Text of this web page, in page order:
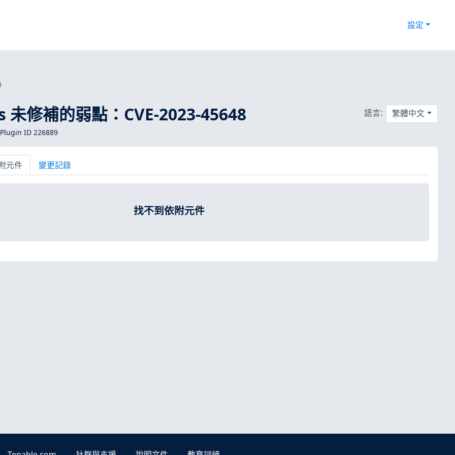
設定
修補的弱點：CVE-2023-45648
ID 226889
語言: 繁體中文
元件 變更記錄
找不到依附元件